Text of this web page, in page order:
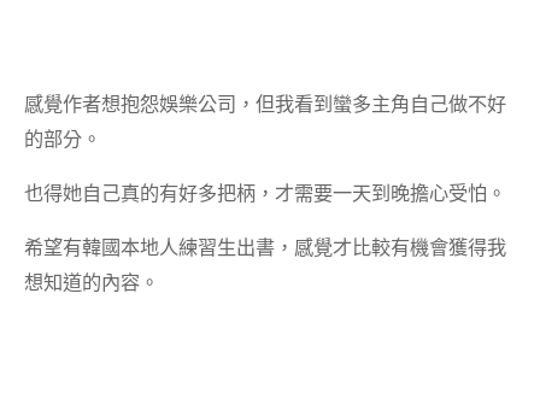
感覺作者想抱怨娛樂公司，但我看到蠻多主角自己做不好
的部分。
也得她自己真的有好多把柄，才需要一天到晚擔心受怕。
希望有韓國本地人練習生出書，感覺才比較有機會獲得我
想知道的內容。